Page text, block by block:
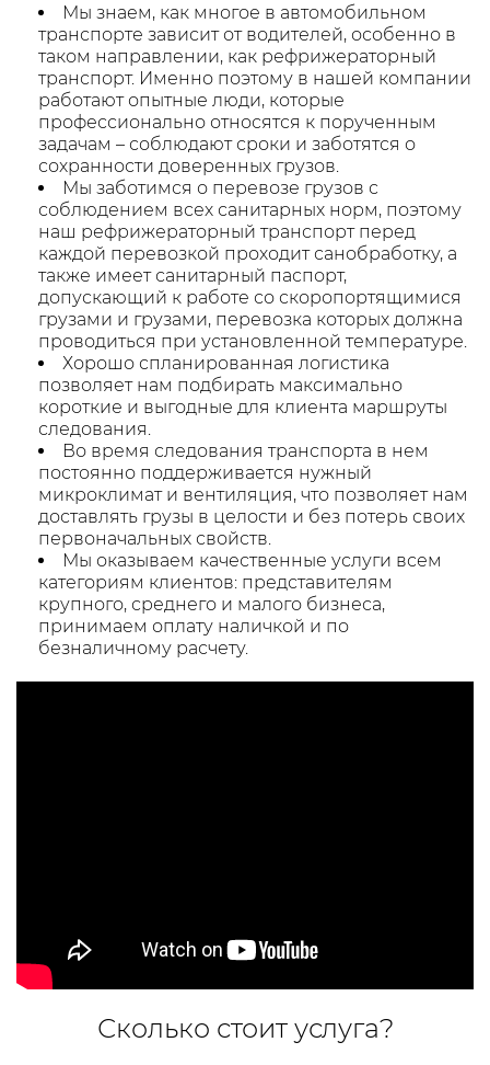
Мы знаем, как многое в автомобильном
транспорте зависит от водителей, особенно в
таком направлении, как рефрижераторный
транспорт. Именно поэтому в нашей компании
работают опытные люди, которые
профессионально относятся к порученным
задачам – соблюдают сроки и заботятся о
сохранности доверенных грузов.
Мы заботимся о перевозе грузов с
соблюдением всех санитарных норм, поэтому
наш рефрижераторный транспорт перед
каждой перевозкой проходит санобработку, а
также имеет санитарный паспорт,
допускающий к работе со скоропортящимися
грузами и грузами, перевозка которых должна
проводиться при установленной температуре.
Хорошо спланированная логистика
позволяет нам подбирать максимально
короткие и выгодные для клиента маршруты
следования.
Во время следования транспорта в нем
постоянно поддерживается нужный
микроклимат и вентиляция, что позволяет нам
доставлять грузы в целости и без потерь своих
первоначальных свойств.
Мы оказываем качественные услуги всем
категориям клиентов: представителям
крупного, среднего и малого бизнеса,
принимаем оплату наличкой и по
безналичному расчету.
Сколько стоит услуга?